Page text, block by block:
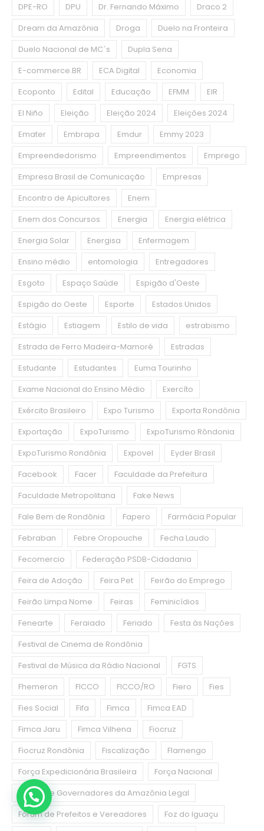
DPE-RO
DPU Dr. Fernando Máximo
Draco 2
Dream da Amazônia
Droga
Duelo na Fronteira
Duelo Nacional de MC´s
Dupla Sena
E-commerce.BR
ECA Digital
Economia
Ecoponto
Edital Educação EFMM
EIR
El Niño
Eleição Eleição 2024
Eleições 2024
Emater
Embrapa Emdur
Emmy 2023
Empreendedorismo
Empreendimentos
Emprego
Empresa Brasil de Comunicação
Empresas
Encontro de Apicultores
Enem
Enem dos Concursos
Energia
Energia elétrica
Energia Solar
Energisa
Enfermagem
Ensino médio
entomologia
Entregadores
Esgoto
Espaço Saúde
Espigão d'Oeste
Espigão do Oeste
Esporte
Estados Unidos
Estágio
Estiagem Estilo de vida
estrabismo
Estrada de Ferro Madeira-Mamoré
Estradas
Estudante
Estudantes
Euma Tourinho
Exame Nacional do Ensino Médio
Exercíto
Exército Brasileiro
Expo Turismo
Exporta Rondônia
Exportação
ExpoTurismo
ExpoTurismo Rôndonia
ExpoTurismo Rondônia
Expovel
Eyder Brasil
Facebook
Facer
Faculdade da Prefeitura
Faculdade Metropolitana
Fake News
Fale Bem de Rondônia
Fapero
Farmácia Popular
Febraban
Febre Oropouche
Fecha Laudo
Fecomercio
Federação PSDB-Cidadania
Feira de Adoção
Feira Pet
Feirão do Emprego
Feirão Limpa Nome
Feiras
Feminicídios
Fenearte
Feraiado Feriado
Festa às Nações
Festival de Cinema de Rondônia
Festival de Música da Rádio Nacional
FGTS
Fhemeron
FICCO FICCO/RO Fiero
Fies
Fies Social
Fifa Fimca
Fimca EAD
Fimca Jaru
Fimca Vilhena
Fiocruz
Fiocruz Rondônia
Fiscalização
Flamengo
Força Expedicionária Brasileira
Força Nacional
Fórum de Governadores da Amazônia Legal
Fórum de Prefeitos e Vereadores
Foz do Iguaçu